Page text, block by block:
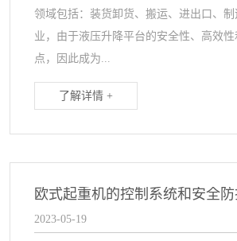
领域包括：装货卸货、搬运、进出口、
业，由于液压升降平台的安全性、高效
点，因此成为...
了解详情 +
2023-05-19